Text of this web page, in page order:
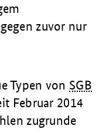
zuvor nur
Typen von SGB
Februar 2014
zugrunde